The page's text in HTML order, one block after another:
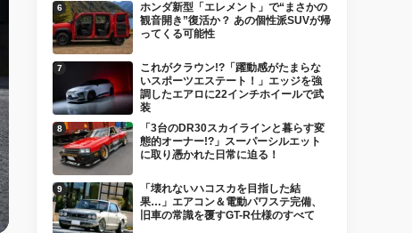
ホンダ新型「エレメント」で“まさかの
観音開き”復活か？ あの個性派SUVが帰
ってくる可能性
これがクラウン!?「躍動感がたまらな
いスポーツエステート！」エッジを強
調したエアロに22インチホイールで武
装
「3台のDR30スカイラインと暮らす変
態的オーナー!?」スーパーシルエット
に取り憑かれた日常に迫る！
「壊れないハコスカを目指した結
果…」エアコン＆電動パワステ完備、
旧車の常識を覆すGT-R仕様のすべて